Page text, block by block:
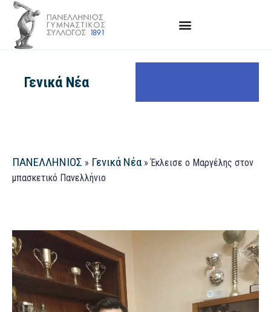
Γενικά Νέα
ΠΑΝΕΛΛΗΝΙΟΣ » Γενικά Νέα »Έκλεισε ο Μαργέλης στον
μπασκετικό Πανελλήνιο